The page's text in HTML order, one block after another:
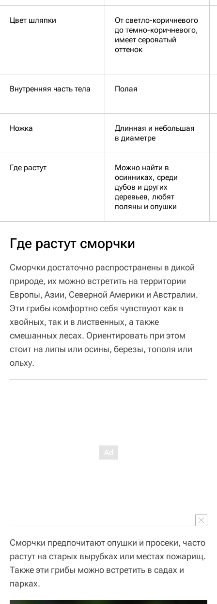
Цвет шляпки
От светло-коричневого
до темно-коричневого,
имеет сероватый
оттенок
Внутренняя часть тела Полая
Ножка
Длинная и небольшая
в диаметре
Где растут
Можно найти в
осинниках, среди
дубов и других
деревьев, любят
поляны и опушки
Где растут сморчки
Сморчки достаточно распространены в дикой
природе, их можно встретить на территории
Европы, Азии, Северной Америки и Австралии.
Эти грибы комфортно себя чувствуют как в
хвойных, так и в лиственных, а также
смешанных лесах. Ориентировать при этом
стоит на липы или осины, березы, тополя или
ольху.
Сморчки предпочитают опушки и просеки, часто
растут на старых вырубках или местах пожарищ.
Также эти грибы можно встретить в садах и
парках.